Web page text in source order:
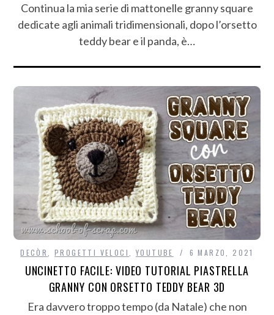
Continua la mia serie di mattonelle granny square
dedicate agli animali tridimensionali, dopo l’orsetto
teddy bear e il panda, è…
DECÒR ,PROGETTI VELOCI YOUTUBE 6 MARZO, 2021
UNCINETTO FACILE: VIDEO TUTORIAL PIASTRELLA
GRANNY CON ORSETTO TEDDY BEAR 3D
Era davvero troppo tempo (da Natale) che non